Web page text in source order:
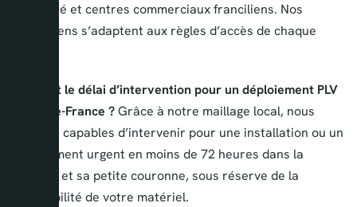
proximité et centres commerciaux franciliens. Nos
techniciens s’adaptent aux règles d’accès de chaque
Quel est le délai d’intervention pour un déploiement PLV
en Île-de-France ?Grâce à notre maillage local, nous
sommes capables d’intervenir pour une installation ou un
déploiement urgent en moins de 72 heures dans la
capitale et sa petite couronne, sous réserve de la
disponibilité de votre matériel.